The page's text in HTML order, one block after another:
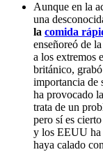
Aunque en la
una
la comida
enseñoreó de
a los extremos
británico,
importancia de
ha provocado
trata de un
pero sí es
y los EEUU ha
haya calado